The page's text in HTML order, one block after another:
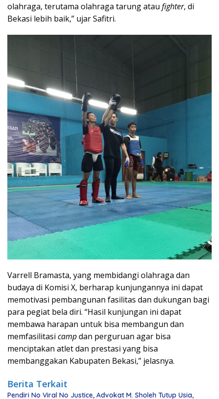
olahraga, terutama olahraga tarung atau fighter, di
Bekasi lebih baik,” ujar Safitri.
Varrell Bramasta, yang membidangi olahraga dan
budaya di Komisi X, berharap kunjungannya ini dapat
memotivasi pembangunan fasilitas dan dukungan bagi
para pegiat bela diri. “Hasil kunjungan ini dapat
membawa harapan untuk bisa membangun dan
memfasilitasi campdan perguruan agar bisa
menciptakan atlet dan prestasi yang bisa
membanggakan Kabupaten Bekasi,” jelasnya.
Berita Terkait
Pendiri No Viral No Justice, Advokat M. Sholeh Tutup Usia,